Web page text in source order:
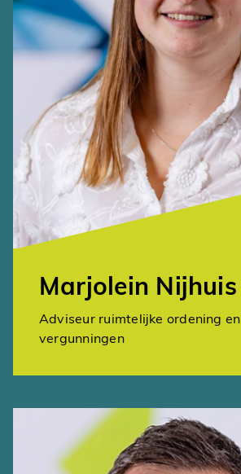
Marjolein Nijhuis
Adviseur ruimtelijke ordening en
vergunningen